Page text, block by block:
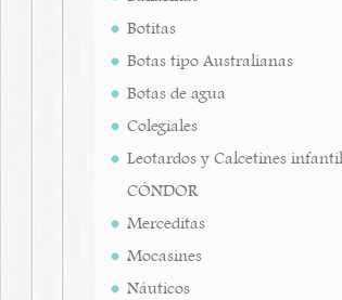
Botitas
Botas tipo Australianas
Botas de agua
Colegiales
Leotardos y Calcetines
CÓNDOR
Merceditas
Mocasines
Náuticos